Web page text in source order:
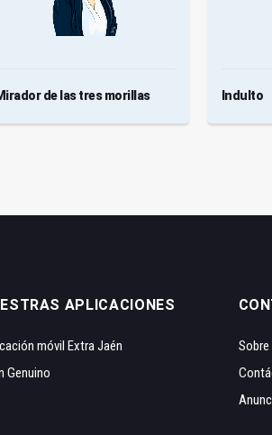
de las tres morillas Indulto
APLICACIONES
móvil Extra Jaén
Genuino